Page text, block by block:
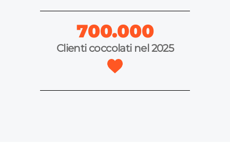
700.000
Clienti coccolati nel 2025